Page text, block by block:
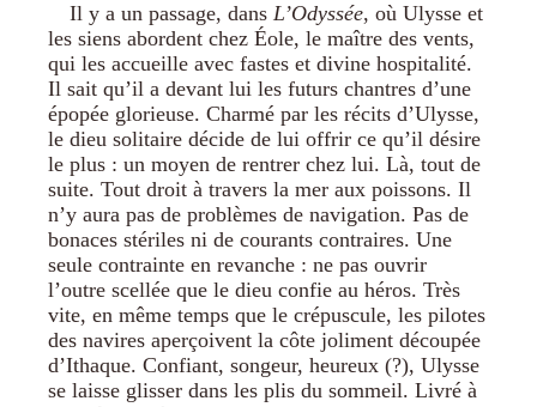
Il y a un passage, dans L’Odyssée, où Ulysse et
les siens abordent chez Éole, le maître des vents,
qui les accueille avec fastes et divine hospitalité.
Il sait qu’il a devant lui les futurs chantres d’une
épopée glorieuse. Charmé par les récits d’Ulysse,
le dieu solitaire décide de lui offrir ce qu’il désire
le plus : un moyen de rentrer chez lui. Là, tout de
suite. Tout droit à travers la mer aux poissons. Il
n’y aura pas de problèmes de navigation. Pas de
bonaces stériles ni de courants contraires. Une
seule contrainte en revanche : ne pas ouvrir
l’outre scellée que le dieu confie au héros. Très
vite, en même temps que le crépuscule, les pilotes
des navires aperçoivent la côte joliment découpée
d’Ithaque. Confiant, songeur, heureux (?), Ulysse
se laisse glisser dans les plis du sommeil. Livré à